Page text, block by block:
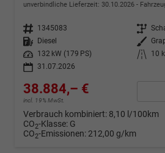
unverbindliche Lieferzeit: 30.10.2026
Fahrzeugnr. 1345083 Getriebe
Kraftstoff
Diesel Außenfarbe
Leistung
132 kW (179 PS) Kilometerstand
10
31.07.2026
38.884,– €
incl. 19% MwSt.
Verbrauch kombiniert: 8,10 l/100km
CO2-Klasse: G
CO2-Emissionen: 212,00 g/km